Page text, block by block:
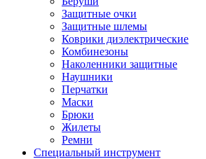
Защитные очки
Защитные шлемы
Коврики диэлектрические
Комбинезоны
Наколенники защитные
Наушники
Перчатки
Маски
Брюки
Жилеты
Ремни
Специальный инструмент